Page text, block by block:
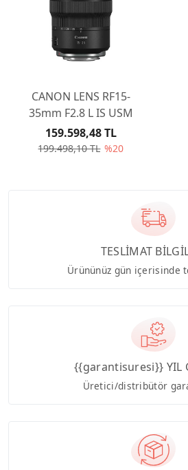
CANON LENS RF15-
35mm F2.8 L IS USM
199.498,10 TL %20
159.598,48 TL
TESLİMAT
Ürününüz gün içerisinde
{{garantisuresi}} YIL
Üretici/distribütör